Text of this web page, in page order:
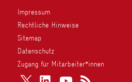
Impressum
Rechtliche Hinweise
Sitemap
Datenschutz
Zugang für Mitarbeiter*innen